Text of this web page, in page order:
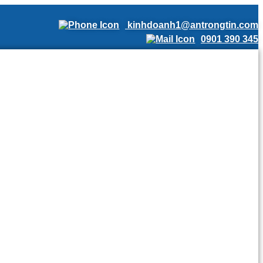
kinhdoanh1@antrongtin.com
0901 390 345